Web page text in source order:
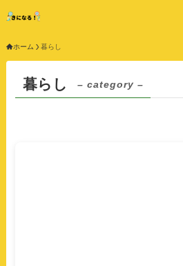
ホーム 暮らし
暮らし – category –